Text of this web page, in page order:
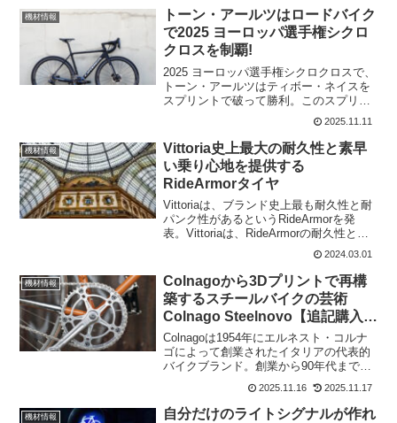
機材情報
トーン・アールツはロードバイク
で2025 ヨーロッパ選手権シクロ
クロスを制覇!
2025 ヨーロッパ選手権シクロクロスで、
トーン・アールツはティボー・ネイスを
スプリントで破って勝利。このスプリン
トで勝利したのには、Lottoで走っている
経験が非常に大きかった。トーン・アー
ルツは2025年5月1日からチーム入りして
いたの...
2025.11.11
機材情報
Vittoria史上最大の耐久性と素早
い乗り心地を提供する
RideArmorタイヤ
Vittoriaは、ブランド史上最も耐久性と耐
パンク性があるというRideArmorを発
表。Vittoriaは、RideArmorの耐久性とグ
リップ力は、一年を通じてトレーニング
や通勤に適していると述べている。
Vittoria RideAr...
2024.03.01
機材情報
Colnagoから3Dプリントで再構
築するスチールバイクの芸術
Colnago Steelnovo【追記購入希
望者向け】
Colnagoは1954年にエルネスト・コルナ
ゴによって創業されたイタリアの代表的
バイクブランド。創業から90年代まで、
フレームは全てスチールだった。Colnago
は、伝統的なスチール素材と最先端の3D
プリントを融合させたロードバイクSte...
2025.11.16 2025.11.17
機材情報
自分だけのライトシグナルが作れ